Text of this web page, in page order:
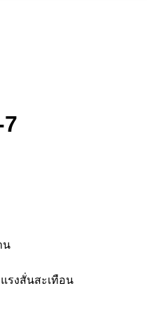
น
รงสั่นสะเทือน